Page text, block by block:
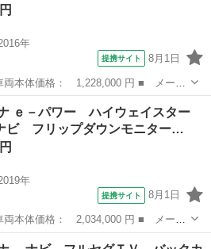
年
提携サイト 8月1日
ナ ■ グレード名： ハイウェイス
カメラ プロパイロット 後席モニタ
ｅ－パワー ハイウェイスター
ビ フリップダウンモニター…
年
提携サイト 8月1日
レナ ■ グレード名： ｅ－パワー